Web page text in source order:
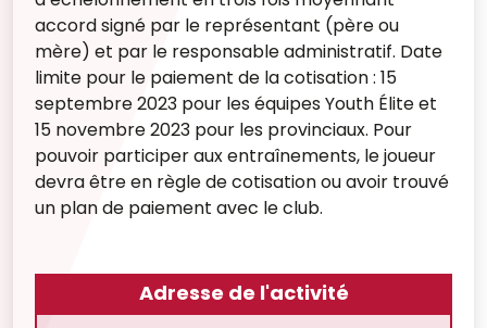
accord signé par le représentant (père ou
mère) et par le responsable administratif. Date
limite pour le paiement de la cotisation : 15
septembre 2023 pour les équipes Youth Élite et
15 novembre 2023 pour les provinciaux. Pour
pouvoir participer aux entraînements, le joueur
devra être en règle de cotisation ou avoir trouvé
un plan de paiement avec le club.
Adresse de l'activité